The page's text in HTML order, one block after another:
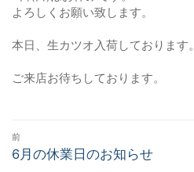
よろしくお願い致します。
本日、生カツオ入荷しております。
ご来店お待ちしております。
投
稿
前
前
6月の休業日のお知らせ